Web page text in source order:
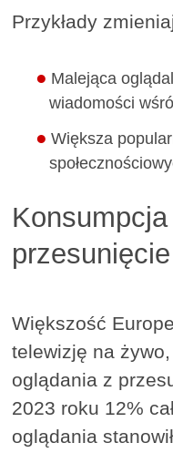
Przykłady
Malejąca
wiadomości
Większa
Większość
telewizję na
oglądania z
2023 roku 12%
oglądania